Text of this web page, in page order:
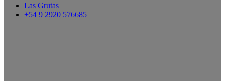
Las Grutas
+54 9 2920 576685